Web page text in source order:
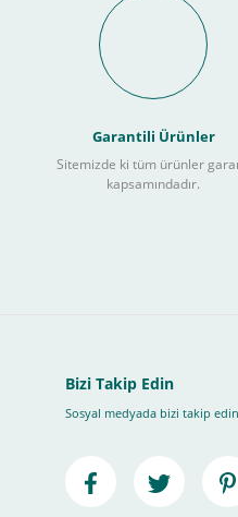
Taksit
Taksit seçenekleri bankaya göre
güvenli ödeme ile ödemenizi
Garantili Ürünler
Sitemizde ki tüm ürünler
kapsamındadır.
Bizi Takip Edin
Sosyal medyada bizi takip